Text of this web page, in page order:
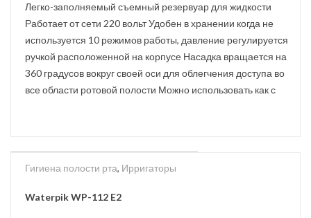
Легко-заполняемый съемный резервуар для жидкости
Работает от сети 220 вольт Удобен в хранении когда не
используется 10 режимов работы, давление регулируется
ручкой расположенной на корпусе Насадка вращается на
360 градусов вокруг своей оси для облегчения доступа во
все области ротовой полости Можно использовать как с
Гигиена полости рта, Ирригаторы
Waterpik WP-112 E2